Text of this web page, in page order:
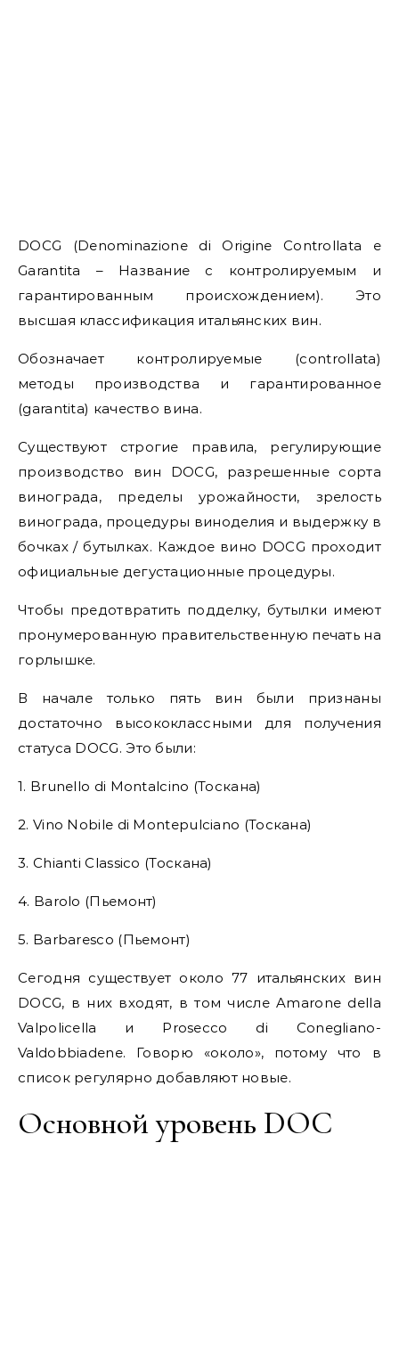
DOCG (Denominazione di Origine Controllata e
Garantita – Название с контролируемым и
гарантированным происхождением). Это
высшая классификация итальянских вин.
Обозначает контролируемые (controllata)
методы производства и гарантированное
(garantita) качество вина.
Существуют строгие правила, регулирующие
производство вин DOCG, разрешенные сорта
винограда, пределы урожайности, зрелость
винограда, процедуры виноделия и выдержку в
бочках / бутылках. Каждое вино DOCG проходит
официальные дегустационные процедуры.
Чтобы предотвратить подделку, бутылки имеют
пронумерованную правительственную печать на
горлышке.
В начале только пять вин были признаны
достаточно высококлассными для получения
статуса DOCG. Это были:
1. Brunello di Montalcino (Тоскана)
2. Vino Nobile di Montepulciano (Тоскана)
3. Chianti Classico (Тоскана)
4. Barolo (Пьемонт)
5. Barbaresco (Пьемонт)
Сегодня существует около 77 итальянских вин
DOCG, в них входят, в том числе Amarone della
Valpolicella и Prosecco di Conegliano-
Valdobbiadene. Говорю «около», потому что в
список регулярно добавляют новые.
Основной уровень DOC